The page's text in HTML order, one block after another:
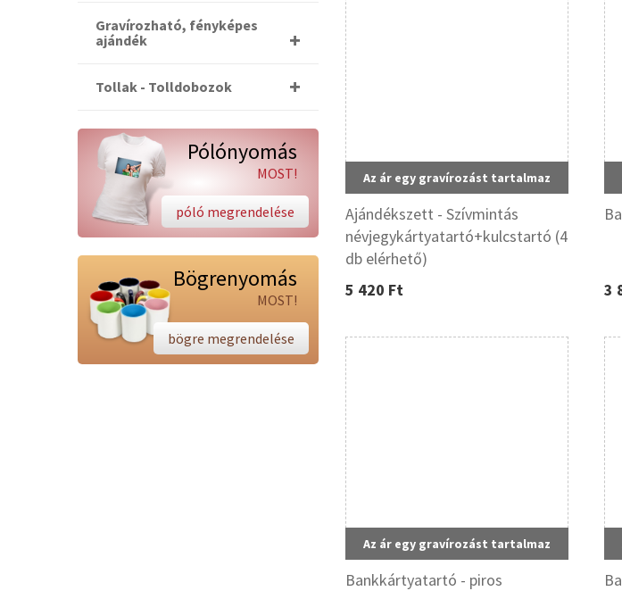
Gravírozható, fényképes
ajándék
Tollak - Tolldobozok
Pólónyomás
MOST!
póló megrendelése
Bögrenyomás
MOST!
bögre megrendelése
Az ár egy gravírozást tartalmaz
Ajándékszett - Szívmintás
névjegykártyatartó+kulcstartó (4
db elérhető)
5 420 Ft
3
Az ár egy gravírozást tartalmaz
Bankkártyatartó - piros